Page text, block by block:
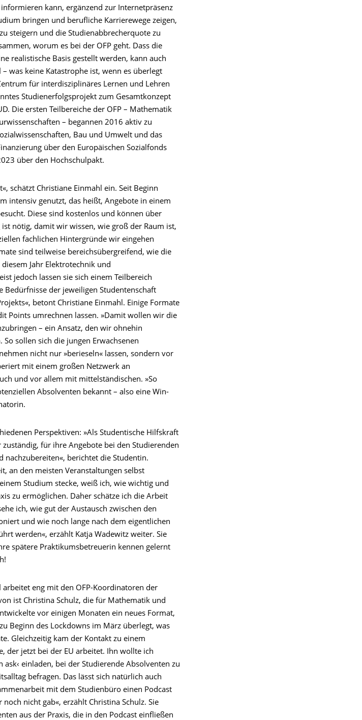
kann, ergänzend zur Internetpräsenz
bringen und berufliche Karrierewege zeigen,
steigern und die Studienabbrecherquote zu
worum es bei der OFP geht. Dass die
realistische Basis gestellt werden, kann auch
was keine Katastrophe ist, wenn es überlegt
für interdisziplinäres Lernen und Lehren
Studienerfolgsprojekt zum Gesamtkonzept
Die ersten Teilbereiche der OFP – Mathematik
– begannen 2016 aktiv zu
Bau und Umwelt und das
über den Europäischen Sozialfonds
über den Hochschulpakt.
schätzt Christiane Einmahl ein. Seit Beginn
intensiv genutzt, das heißt, Angebote in einem
Diese sind kostenlos und können über
nötig, damit wir wissen, wie groß der Raum ist,
fachlichen Hintergründe wir eingehen
sind teilweise bereichsübergreifend, wie die
Jahr Elektrotechnik und
jedoch lassen sie sich einem Teilbereich
der jeweiligen Studentenschaft
betont Christiane Einmahl. Einige Formate
Points umrechnen lassen. »Damit wollen wir die
– ein Ansatz, den wir ohnehin
sollen sich die jungen Erwachsenen
nicht nur »berieseln« lassen, sondern vor
mit einem großen Netzwerk an
und vor allem mit mittelständischen. »So
Absolventen bekannt – also eine Win-
Perspektiven: »Als Studentische Hilfskraft
für ihre Angebote bei den Studierenden
nachzubereiten«, berichtet die Studentin.
an den meisten Veranstaltungen selbst
Studium stecke, weiß ich, wie wichtig und
zu ermöglichen. Daher schätze ich die Arbeit
ich, wie gut der Austausch zwischen den
und wie noch lange nach dem eigentlichen
werden«, erzählt Katja Wadewitz weiter. Sie
spätere Praktikumsbetreuerin kennen gelernt
eng mit den OFP-Koordinatoren der
ist Christina Schulz, die für Mathematik und
vor einigen Monaten ein neues Format,
Beginn des Lockdowns im März überlegt, was
Gleichzeitig kam der Kontakt zu einem
der jetzt bei der EU arbeitet. Ihn wollte ich
ask‹ einladen, bei der Studierende Absolventen zu
befragen. Das lässt sich natürlich auch
mit dem Studienbüro einen Podcast
nicht gab«, erzählt Christina Schulz. Sie
aus der Praxis, die in den Podcast einfließen